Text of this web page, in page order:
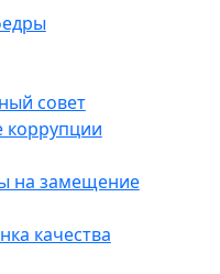
совет
коррупции
на замещение
качества